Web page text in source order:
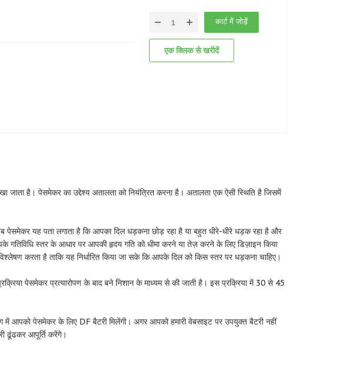
कार्ट में जोड़ें
एक क्लिक से खरीदें
है। पेसमेकर का उद्देश्य अतालता को नियंत्रित करना है। अतालता एक ऐसी स्थिति है जिसमें
यह पता लगाता है कि आपका दिल धड़कना छोड़ रहा है या बहुत धीरे-धीरे धड़क रहा है और
गतिविधि स्तर के आधार पर आपकी हृदय गति को धीमा करने या तेज़ करने के लिए डिज़ाइन किया
करता है ताकि यह निर्धारित किया जा सके कि आपके दिल को किस स्तर पर धड़कना चाहिए।
पेसमेकर प्रत्यारोपण के बाद बने निशान के माध्यम से की जाती है। इस प्रक्रिया में 30 से 45
पेसमेकर के लिए DF बैटरी मिलेंगी। अगर आपको हमारी वेबसाइट पर उपयुक्त बैटरी नहीं
ढूंढकर आपूर्ति करेंगे।